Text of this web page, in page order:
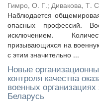
Гимро, О. Г.; Дивакова, Т.
Наблюдается
опасных профессий.
исключением.
призывающихся на
с этим значительно ...
Новые
контроля качества
военных
Беларусь